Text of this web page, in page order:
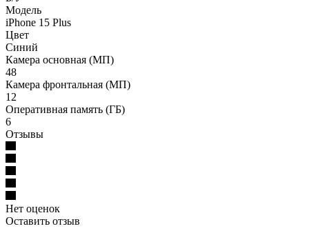
Модель
iPhone 15 Plus
Цвет
Синий
Камера основная (МП)
48
Камера фронтальная (МП)
12
Оперативная память (ГБ)
6
Отзывы
Нет оценок
Оставить отзыв